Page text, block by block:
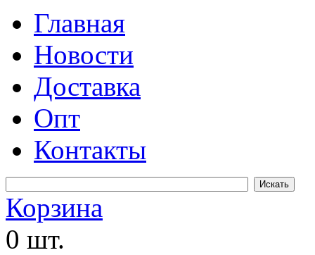
Главная
Новости
Доставка
Опт
Контакты
Корзина
0 шт.